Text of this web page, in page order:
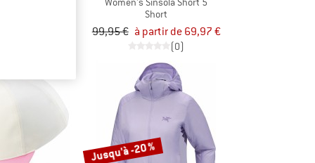
Short
99,95 € à partir de 69,97 €
(0)
Jusqu'à -20 %